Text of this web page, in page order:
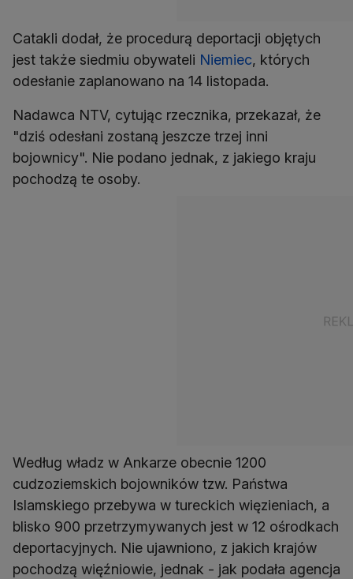
Catakli dodał, że procedurą deportacji objętych
jest także siedmiu obywateli Niemiec, których
odesłanie zaplanowano na 14 listopada.
Nadawca NTV, cytując rzecznika, przekazał, że
"dziś odesłani zostaną jeszcze trzej inni
bojownicy". Nie podano jednak, z jakiego kraju
pochodzą te osoby.
Według władz w Ankarze obecnie 1200
cudzoziemskich bojowników tzw. Państwa
Islamskiego przebywa w tureckich więzieniach, a
blisko 900 przetrzymywanych jest w 12 ośrodkach
deportacyjnych. Nie ujawniono, z jakich krajów
pochodzą więźniowie, jednak - jak podała agencja